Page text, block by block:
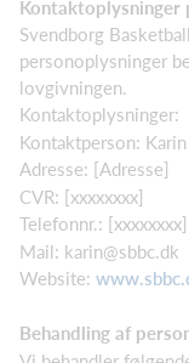
Kontaktoplysninger
Svendborg
personoplysninger
lovgivningen.
Kontaktoplysninger:
Kontaktperson:
Adresse: [Adresse]
CVR: [xxxxxxxx]
Telefonnr.: [xxxxxxxx]
Mail: karin@sbbc.dk
Website:
Behandling af